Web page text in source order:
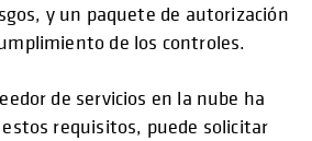
y un paquete de autorización
de los controles.
de servicios en la nube ha
requisitos, puede solicitar